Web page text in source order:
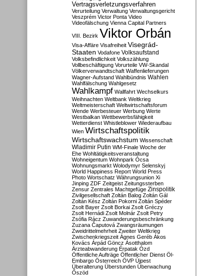
Vertragsverletzungsverfahren
Verurteilung Verwaltung Verwaltungsgericht
Veszprém Victor Ponta Video
Videofälschung Vienna Capital Partners
VIII. Bezirk Viktor Orbán
Visa-Affäre Visafreiheit Visegrád-
Staaten Vodafone Volksaufstand
Volksbefindlichkeit Volkszählung
Vollbeschäftigung Vorurteile VW-Skandal
Völkerverwandtschaft Waffenlieferungen
Wagner-Aufstand Wahlbündnis Wahlen
Wahlfälschung Wahlgesetz
Wahlkampf Wallfahrt Wechselkurs
Weihnachten Weltbank Weltkrieg
Weltmeisterschaft Weltwirtschaftsforum
Wende Werbesteuer Werbung Werte
Westbalkan Wettbewerbsfähigkeit
Wetterdienst Whistleblower Wiederaufbau
Wien Wirtschaftspolitik
Wirtschaftswachstum Wissenschaft
Wladimir Putin WM-Finale Woche der
Ehe Wohltätigkeitsveranstaltung
Wohneigentum Wohnpark Ócsa
Wohnungsmarkt Wolodymyr Selenskyj
World Happiness Report World Press
Photo Wortschatz Währungsunion Xi
Jinping ZDF Zeitgeist Zeitungssterben
Zensur Zentrales Machtgefüge Zinspolitik
Zivilgesellschaft Zoltán Balog Zoltán Gál
Zoltán Kész Zoltán Pokorni Zoltán Spéder
Zsolt Bayer Zsolt Borkai Zsolt Gréczy
Zsolt Hernádi Zsolt Molnár Zsolt Petry
Zsófia Rácz Zuwanderungsbeschränkung
Zuzana Čaputová Zwangsräumungen
Zweidrittelmehrheit Zweiter Weltkrieg
Zwischenkriegszeit Ágnes Geréb Ákos
Kovács Árpád Göncz Ásotthalom
Ärzteabwanderung Érpatak Ózd
Öffentliche Aufträge Öffentlicher Dienst Öl-
Embargo Österreich ÖVP Újpest
Überalterung Überstunden Überwachung
Őszöd